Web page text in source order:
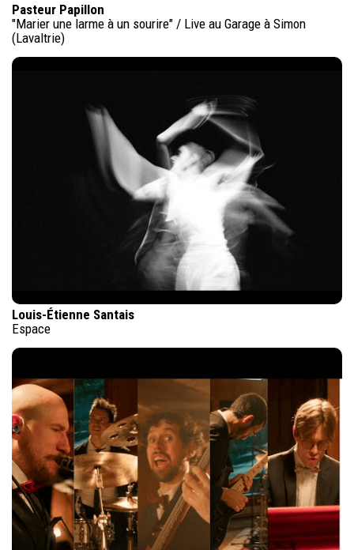
Pasteur Papillon
"Marier une larme à un sourire" / Live au Garage à Simon
(Lavaltrie)
Louis-Étienne Santais
Espace